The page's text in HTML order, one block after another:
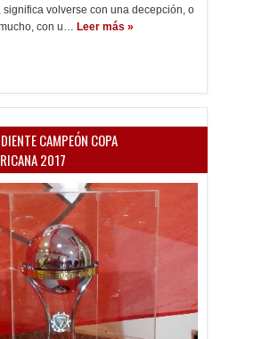
significa volverse con una decepción, o
con u… Leer más »
CAMPEÓN COPA
2017